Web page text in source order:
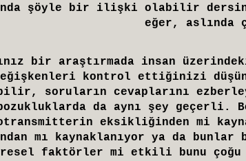
şöyle bir ilişki olabilir
eğer, aslında
bir araştırmada insan
kontrol ettiğinizi
soruların cevaplarını
da aynı şey geçerli.
eksikliğinden mi
mı kaynaklanıyor ya da
faktörler mi etkili bunu çoğu